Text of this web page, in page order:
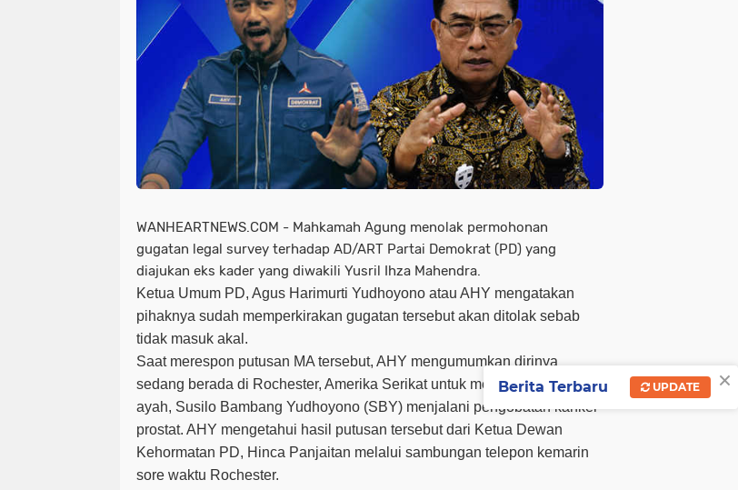
WANHEARTNEWS.COM - Mahkamah Agung menolak permohonan
gugatan legal survey terhadap AD/ART Partai Demokrat (PD) yang
diajukan eks kader yang diwakili Yusril Ihza Mahendra.
Ketua Umum PD, Agus Harimurti Yudhoyono atau AHY mengatakan
pihaknya sudah memperkirakan gugatan tersebut akan ditolak sebab
tidak masuk akal.
Saat merespon putusan MA tersebut, AHY mengumumkan dirinya
sedang berada di Rochester, Amerika Serikat untuk mendampingi sang
ayah, Susilo Bambang Yudhoyono (SBY) menjalani pengobatan kanker
prostat. AHY mengetahui hasil putusan tersebut dari Ketua Dewan
Kehormatan PD, Hinca Panjaitan melalui sambungan telepon kemarin
sore waktu Rochester.
×
Berita Terbaru UPDATE